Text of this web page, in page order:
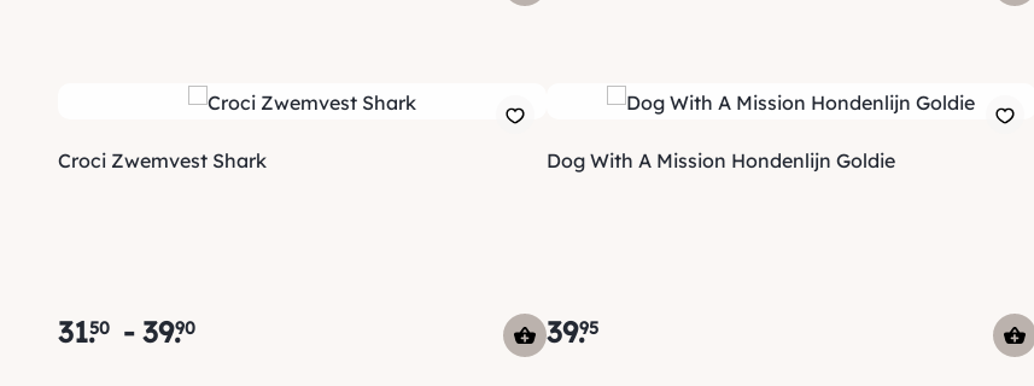
Croci Zwemvest Shark
31.50 - 39.90
Dog With A Mission Hondenlijn Goldie
39.95